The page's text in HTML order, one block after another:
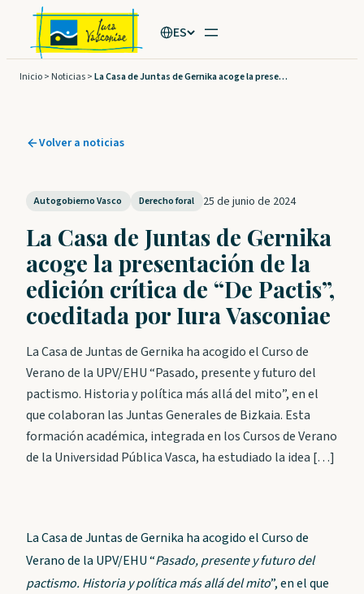
Saltar
contenido
ES
Inicio> Noticias> La Casa de Juntas de Gernika acoge la presentación de la edición crítica de “De Pactis”, coeditada por Iura Vasconiae
Volver a noticias
Autogobierno Vasco Derecho foral 25 de junio de 2024
La Casa de Juntas de Gernika
acoge la presentación de la
edición crítica de “De Pactis”,
coeditada por Iura Vasconiae
La Casa de Juntas de Gernika ha acogido el Curso de
Verano de la UPV/EHU “Pasado, presente y futuro del
pactismo. Historia y política más allá del mito”, en el
que colaboran las Juntas Generales de Bizkaia. Esta
formación académica, integrada en los Cursos de Verano
de la Universidad Pública Vasca, ha estudiado la idea […]
La Casa de Juntas de Gernika ha acogido el Curso de
Verano de la UPV/EHU “Pasado, presente y futuro del
pactismo. Historia y política más allá del mito”, en el que